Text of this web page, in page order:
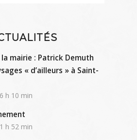
mairie : Patrick Demuth
« d’ailleurs » à Saint-
h 10 min
h 52 min